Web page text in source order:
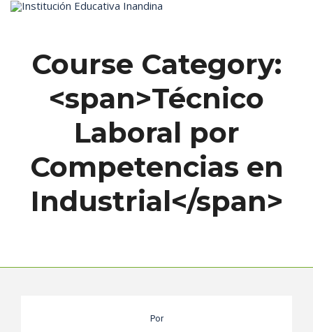
Inicio
Course Category:
<span>Técnico
Laboral por
Competencias en
Industrial</span>
Por